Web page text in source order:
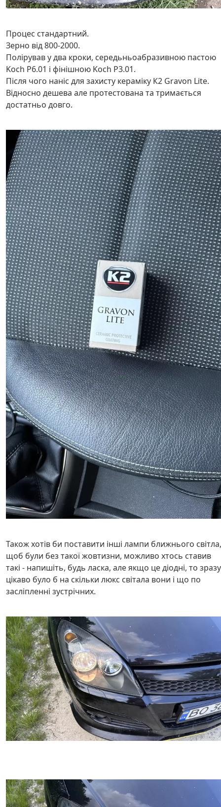
Процес стандартний.
Зерно від 800-2000.
Полірував у два кроки, середьньоабразивною пастою
Koch P6.01 і фінішною Koch P3.01.
Після чого наніс для захисту кераміку К2 Gravon Lite.
Відносно дешева але протестована та тримається
достатньо довго.
Також хотів би поставити інші лампи ближнього світла,
щоб були без такої жовтизни, можливо хтось ставив
такі - напишіть, будь ласка, але якщо це діодні, то зразу
цікаво було б на скільки люкс світала вони і що по
засліпленні зустрічних.